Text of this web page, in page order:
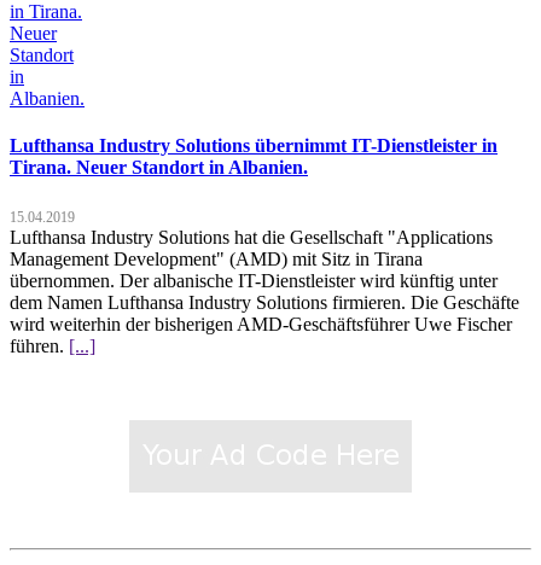
Lufthansa Industry Solutions übernimmt IT-Dienstleister in
Tirana. Neuer Standort in Albanien.
15.04.2019
Lufthansa Industry Solutions hat die Gesellschaft "Applications
Management Development" (AMD) mit Sitz in Tirana
übernommen. Der albanische IT-Dienstleister wird künftig unter
dem Namen Lufthansa Industry Solutions firmieren. Die Geschäfte
wird weiterhin der bisherigen AMD-Geschäftsführer Uwe Fischer
führen. [...]